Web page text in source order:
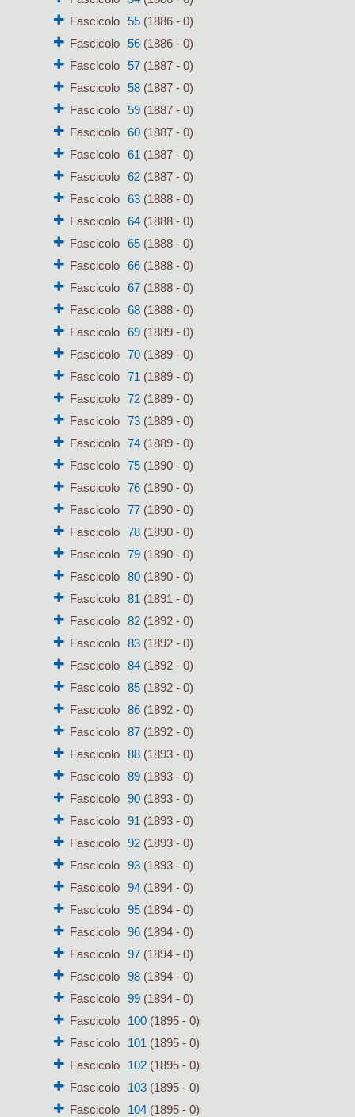
Fascicolo
55(1886 - 0)
Fascicolo
56(1886 - 0)
Fascicolo
57(1887 - 0)
Fascicolo
58(1887 - 0)
Fascicolo
59(1887 - 0)
Fascicolo
60(1887 - 0)
Fascicolo
61 (1887 - 0)
Fascicolo
62(1887 - 0)
Fascicolo
63(1888 - 0)
Fascicolo
64(1888 - 0)
Fascicolo
65(1888 - 0)
Fascicolo
66(1888 - 0)
Fascicolo
67(1888 - 0)
Fascicolo
68(1888 - 0)
Fascicolo
69(1889 - 0)
Fascicolo
70(1889 - 0)
Fascicolo
71 (1889 - 0)
Fascicolo
72(1889 - 0)
Fascicolo
73(1889 - 0)
Fascicolo
74(1889 - 0)
Fascicolo
75(1890 - 0)
Fascicolo
76(1890 - 0)
Fascicolo
77(1890 - 0)
Fascicolo
78(1890 - 0)
Fascicolo
79(1890 - 0)
Fascicolo
80(1890 - 0)
Fascicolo
81 (1891 - 0)
Fascicolo
82(1892 - 0)
Fascicolo
83(1892 - 0)
Fascicolo
84(1892 - 0)
Fascicolo
85(1892 - 0)
Fascicolo
86(1892 - 0)
Fascicolo
87(1892 - 0)
Fascicolo
88(1893 - 0)
Fascicolo
89(1893 - 0)
Fascicolo
90(1893 - 0)
Fascicolo
91 (1893 - 0)
Fascicolo
92(1893 - 0)
Fascicolo
93(1893 - 0)
Fascicolo
94(1894 - 0)
Fascicolo
95(1894 - 0)
Fascicolo
96(1894 - 0)
Fascicolo
97(1894 - 0)
Fascicolo
98(1894 - 0)
Fascicolo
99(1894 - 0)
Fascicolo
100(1895 - 0)
Fascicolo
101 (1895 - 0)
Fascicolo
102(1895 - 0)
Fascicolo
103(1895 - 0)
Fascicolo
104(1895 - 0)